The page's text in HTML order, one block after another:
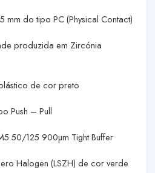
do tipo PC (Physical Contact)
produzida em Zircónia
de cor preto
Push – Pull
50/125 900µm Tight Buffer
Halogen (LSZH) de cor verde